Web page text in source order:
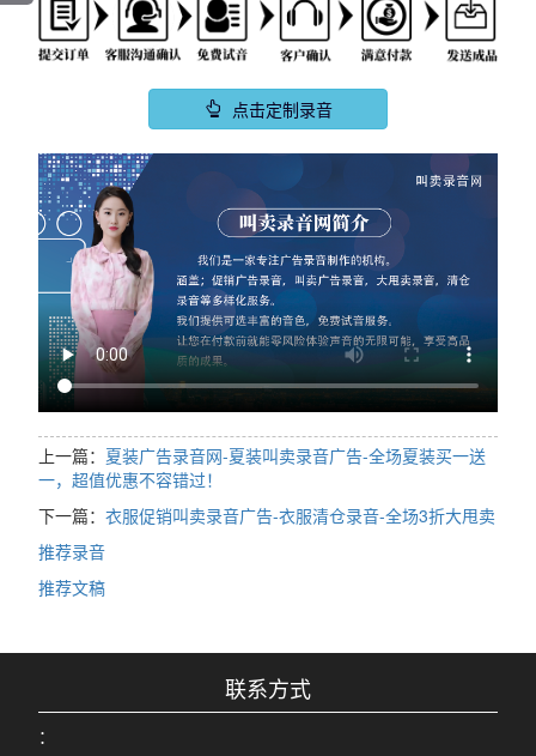
点击定制录音
上一篇： 夏装广告录音网-夏装叫卖录音广告-全场夏装买一送
一，超值优惠不容错过！
下一篇： 衣服促销叫卖录音广告-衣服清仓录音-全场3折大甩卖
推荐录音
推荐文稿
联系方式
：